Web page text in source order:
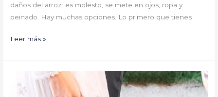
daños del arroz: es molesto, se mete en ojos, ropa y
peinado. Hay muchas opciones. Lo primero que tienes
Leer más »
Tendencias
ramos